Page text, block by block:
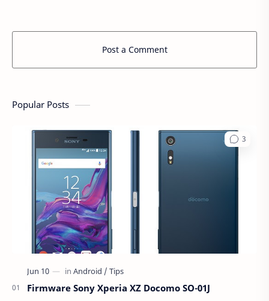
Post a Comment
Popular Posts
Firmware Sony Xperia XZ Docomo SO-01J